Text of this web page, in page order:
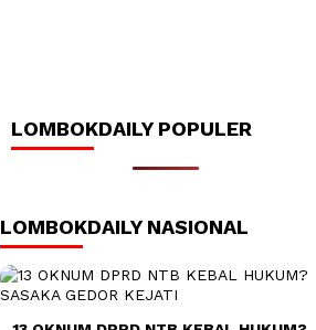
LOMBOKDAILY POPULER
LOMBOKDAILY NASIONAL